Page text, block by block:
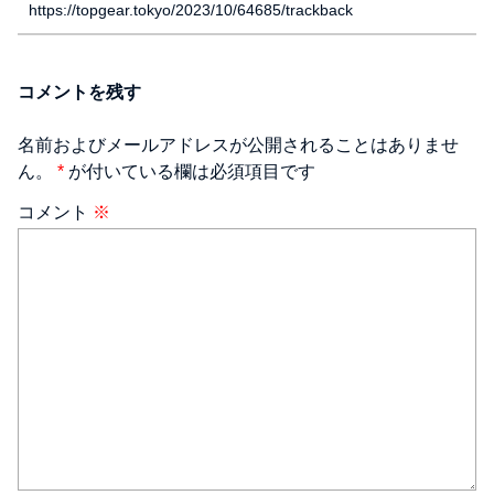
https://topgear.tokyo/2023/10/64685/trackback
コメントを残す
名前およびメールアドレスが公開されることはありませ
ん。 * が付いている欄は必須項目です
コメント ※